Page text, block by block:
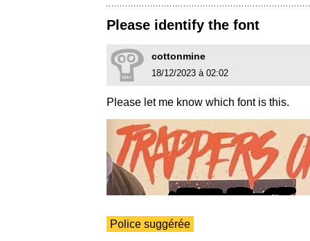
Please identify the font
cottonmine
18/12/2023 à 02:02
Please let me know which font is this.
Police suggérée